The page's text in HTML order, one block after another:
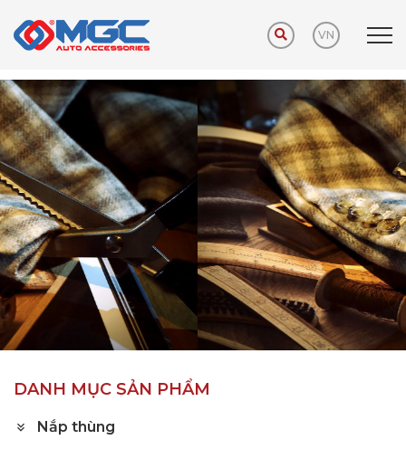
VN
Trang chủ Sản phẩm Phụ kiện khuyến mãi
DANH MỤC SẢN PHẨM
Nắp thùng